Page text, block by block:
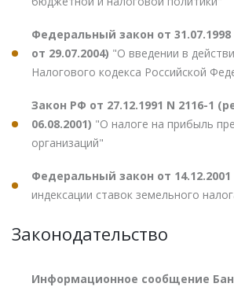
Федеральный закон от
от 29.07.2004) "О введении в
Налогового кодекса Российской
Закон РФ от 27.12.1991 N 2116-1
06.08.2001) "О налоге на прибыль
организаций"
Федеральный закон от 14.12.2001
индексации ставок земельного
Законодательство
Информационное сообщение